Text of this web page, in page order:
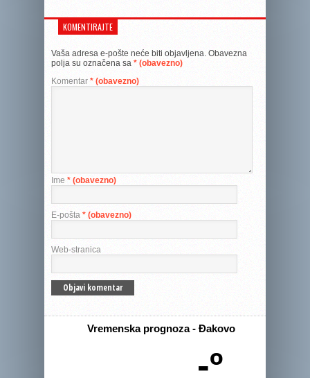
KOMENTIRAJTE
Vaša adresa e-pošte neće biti objavljena. Obavezna
polja su označena sa * (obavezno)
Komentar * (obavezno)
Ime * (obavezno)
E-pošta * (obavezno)
Web-stranica
Vremenska prognoza - Đakovo
-º